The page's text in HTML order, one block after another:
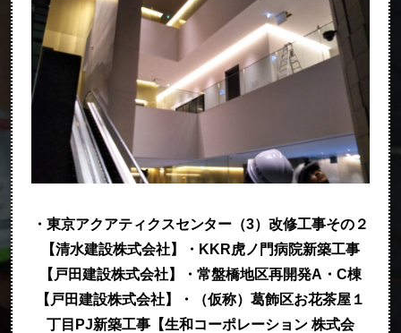
・東京アクアティクスセンター（3）改修工事その２
【清水建設株式会社】
・KKR虎ノ門病院新築工事
【戸田建設株式会社】
・常盤橋地区再開発A・C棟
【戸田建設株式会社】
・（仮称）葛飾区お花茶屋１
丁目PJ新築工事【生和コーポレーション 株式会